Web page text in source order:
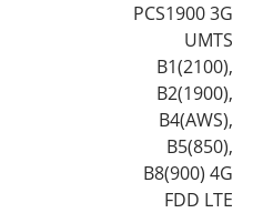
PCS1900 3G
UMTS
B1(2100),
B2(1900),
B4(AWS),
B5(850),
B8(900) 4G
FDD LTE